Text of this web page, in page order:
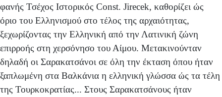
φανής Τσέχος Ιστορικός Const. Jirecek, καθορίζει ώς
όριο του Ελληνισμού στο τέλος της αρχαιότητας,
ξεχωρίζοντας την Ελληνική από την Λατινική ζώνη
επιρροής στη χερσό­νησο του Αίμου. Μετακινούνταν
δηλαδή οι Σαρακατσάνοι σε όλη την έκταση όπου ήταν
ξαπλωμένη στα Βαλκάνια η ελληνική γλώσσα ώς τα τέλη
της Τουρκοκρατίας... Στους Σαρακατσάνους ήταν